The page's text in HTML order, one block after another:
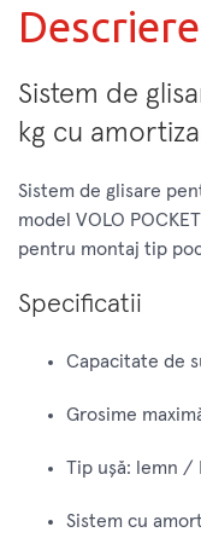
Descriere
Sistem de
kg cu
Sistem de glisare
model VOLO
pentru montaj tip
Specificatii
Capacitate de
Grosime
Tip uşă: lemn /
Sistem cu